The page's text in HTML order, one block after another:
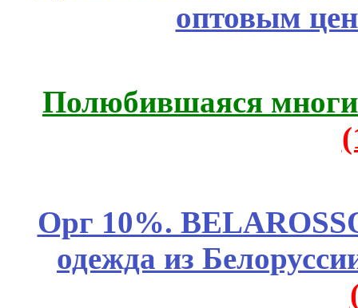
оптовым
Полюбившаяся
Орг 10%.
одежда из